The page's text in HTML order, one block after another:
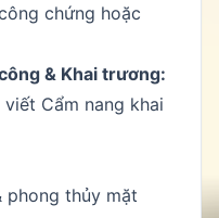
chứng hoặc
& Khai trương:
viết Cẩm nang khai
phong thủy mặt